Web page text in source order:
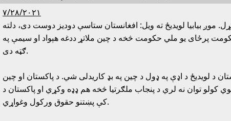
٧/٢٨/٢٠٢١
موږ بيابيا لويديځ ته ويل: افغانستان ستاسې دوديز دوست دى، دلته
پرځاى يو ملي حکومت څخه د چين ملاتړ ددغه هېواد او سيمې په
ګټه دى.
لويديځ د اډې په ډول د چين په بډ کاريدلى شي. د پاکستان او چين
کولو توان نه لري د پنجاب ملګرتيا څخه هم ډډه وکړي او پاکستان د
کې پښتنو حقوق ورکول وغواړي.